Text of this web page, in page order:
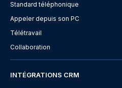
Standard téléphonique
Appeler depuis son PC
Télétravail
Collaboration
INTÉGRATIONS CRM